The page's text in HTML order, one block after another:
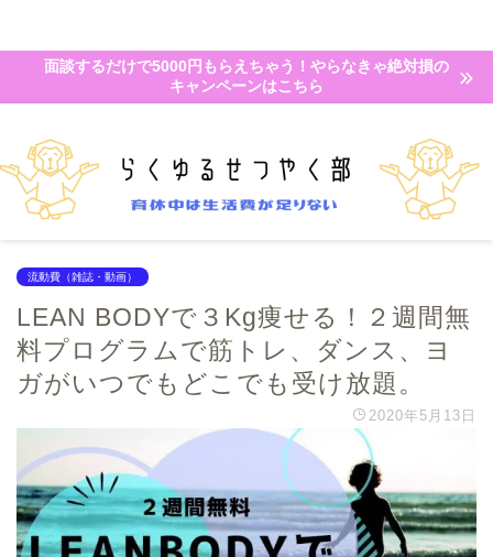
面談するだけで5000円もらえちゃう！やらなきゃ絶対損の
キャンペーンはこちら
流動費（雑誌・動画）
LEAN BODYで３Kg痩せる！２週間無
料プログラムで筋トレ、ダンス、ヨ
ガがいつでもどこでも受け放題。
2020年5月13日